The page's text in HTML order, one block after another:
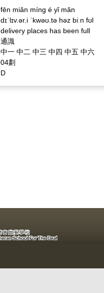
fēn miǎn míng é yǐ mǎn
dɪˈlɪv.ər.i ˈkwəʊ.tə həz biːn fʊl
delivery places has been full
通識
中一 中二 中三 中四 中五 中六
04劃
D